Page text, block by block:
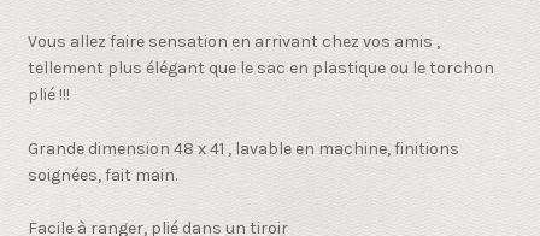
Vous allez faire sensation en arrivant chez vos amis ,
tellement plus élégant que le sac en plastique ou le torchon
plié !!!
Grande dimension 48 x 41 , lavable en machine, finitions
soignées, fait main.
Facile à ranger, plié dans un tiroir